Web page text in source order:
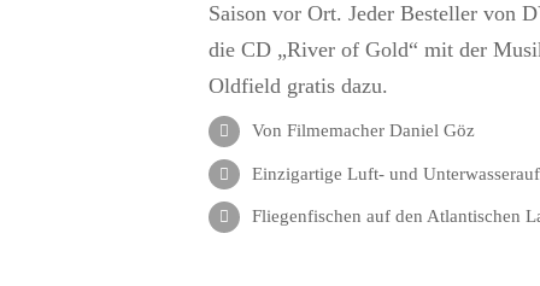
Saison vor Ort. Jeder Besteller von
die CD „River of Gold“ mit der
Oldfield gratis dazu.
Von Filmemacher Daniel Göz
Einzigartige Luft- und
Fliegenfischen auf den Atlantischen